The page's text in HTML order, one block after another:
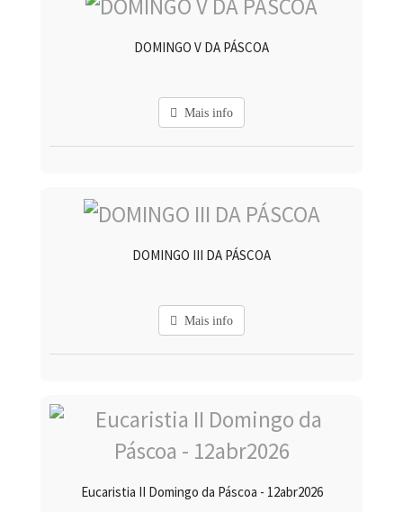
DOMINGO V DA PÁSCOA
Mais info
DOMINGO III DA PÁSCOA
Mais info
Eucaristia II Domingo da Páscoa - 12abr2026